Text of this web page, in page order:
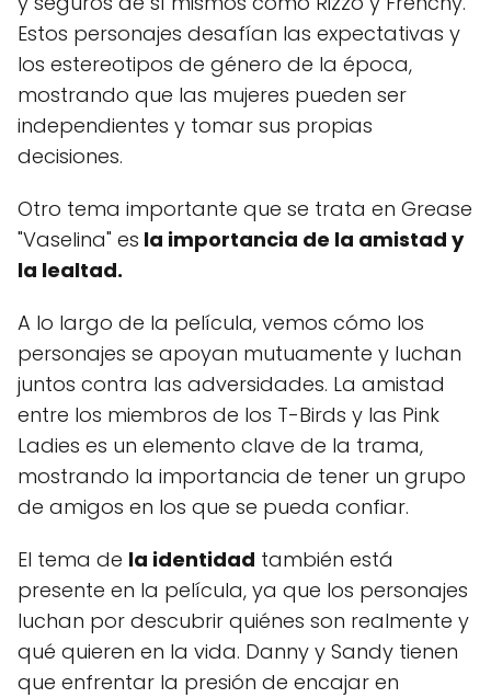
Estos personajes desafían las expectativas y
los estereotipos de género de la época,
mostrando que las mujeres pueden ser
independientes y tomar sus propias
decisiones.
Otro tema importante que se trata en Grease
"Vaselina" es la importancia de la amistad y
la lealtad.
A lo largo de la película, vemos cómo los
personajes se apoyan mutuamente y luchan
juntos contra las adversidades. La amistad
entre los miembros de los T-Birds y las Pink
Ladies es un elemento clave de la trama,
mostrando la importancia de tener un grupo
de amigos en los que se pueda confiar.
El tema de la identidad también está
presente en la película, ya que los personajes
luchan por descubrir quiénes son realmente y
qué quieren en la vida. Danny y Sandy tienen
que enfrentar la presión de encajar en